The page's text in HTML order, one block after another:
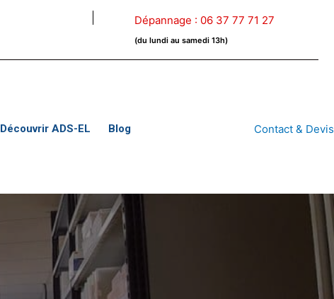
Dépannage : 06 37 77 71 27
(du lundi au samedi 13h)
Découvrir ADS-EL Blog Contact & Devis